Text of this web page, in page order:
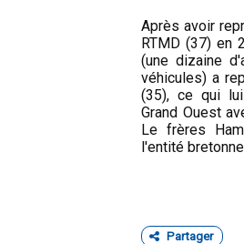
Après avoir
RTMD (37) en
(une dizaine
véhicules) a
(35), ce qui
Grand Ouest
Le frères
l'entité
Partager